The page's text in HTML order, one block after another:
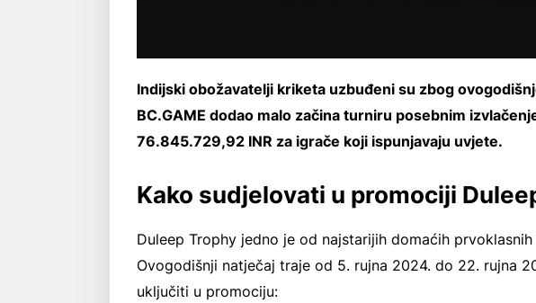
Indijski obožavatelji kriketa uzbuđeni su zbog
BC.GAME dodao malo začina turniru posebnim
76.845.729,92 INR za igrače koji ispunjavaju uvjete.
Kako sudjelovati u promociji
Duleep Trophy jedno je od najstarijih domaćih
Ovogodišnji natječaj traje od 5. rujna 2024. do 22. rujna
uključiti u promociju: